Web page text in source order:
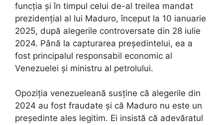
funcția și în timpul celui de-al treilea mandat
prezidențial al lui Maduro, început la 10 ianuarie
2025, după alegerile controversate din 28 iulie
2024. Până la capturarea președintelui, ea a
fost principalul responsabil economic al
Venezuelei și ministru al petrolului.
Opoziția venezueleană susține că alegerile din
2024 au fost fraudate și că Maduro nu este un
președinte ales legitim. Ei insistă că adevăratul